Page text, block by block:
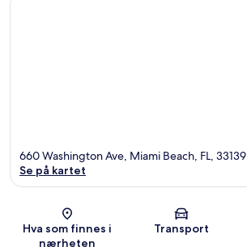
Kart
660 Washington Ave, Miami Beach, FL, 33139
Se på kartet
Hva som finnes i
nærheten
Transport